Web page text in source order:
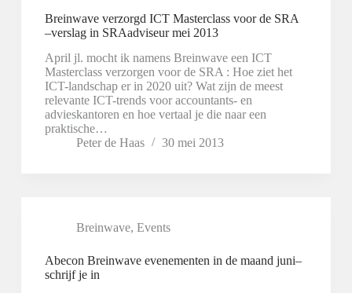
Breinwave verzorgd ICT Masterclass voor de SRA
–verslag in SRAadviseur mei 2013
April jl. mocht ik namens Breinwave een ICT
Masterclass verzorgen voor de SRA : Hoe ziet het
ICT-landschap er in 2020 uit? Wat zijn de meest
relevante ICT-trends voor accountants- en
advieskantoren en hoe vertaal je die naar een
praktische…
Peter de Haas
30 mei 2013
Breinwave, Events
Abecon Breinwave evenementen in de maand juni–
schrijf je in